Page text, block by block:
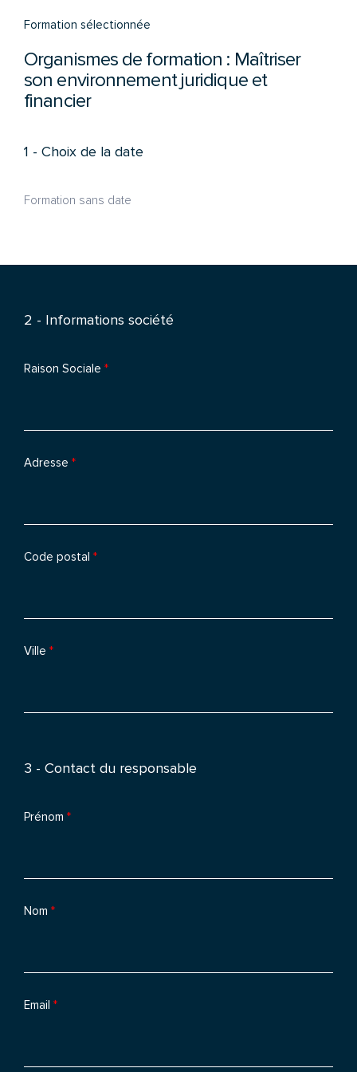
Formation sélectionnée
Organismes de formation : Maîtriser
son environnement juridique et
financier
1 - Choix de la date
Formation sans date
2 - Informations société
Raison Sociale *
Adresse *
Code postal *
Ville *
3 - Contact du responsable
Prénom *
Nom *
Email *